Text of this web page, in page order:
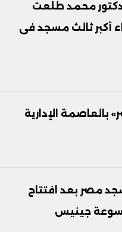
محمد طلعت
أكبر ثالث مسجد فى
الإدارية
مصر بعد افتتاح